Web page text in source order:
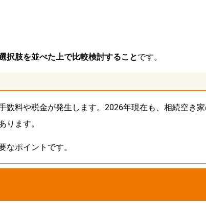
択肢を並べた上で比較検討することです。
料や税金が発生します。2026年現在も、相続空き
ます。
ポイントです。